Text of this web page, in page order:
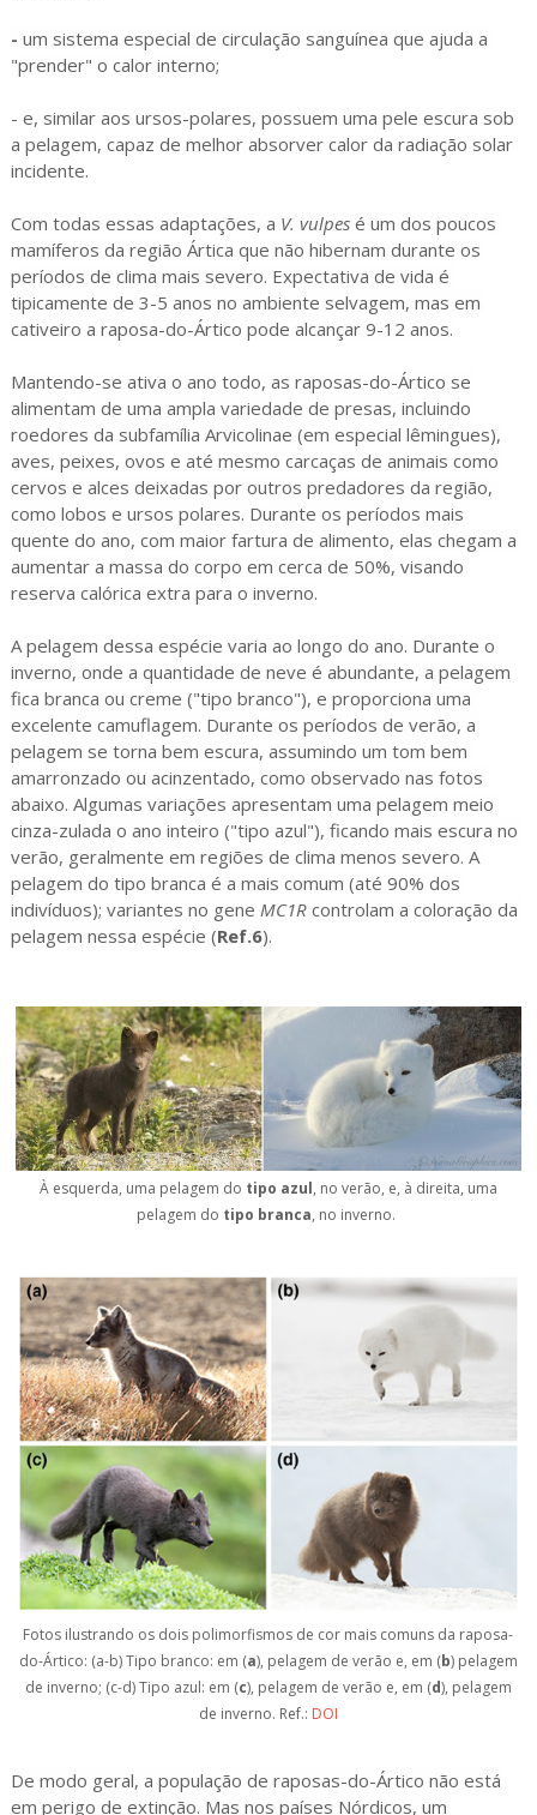
- um sistema especial de circulação sanguínea que ajuda a
"prender" o calor interno;
- e, similar aos ursos-polares, possuem uma pele escura sob
a pelagem, capaz de melhor absorver calor da radiação solar
incidente.
Com todas essas adaptações, a V. vulpes é um dos poucos
mamíferos da região Ártica que não hibernam durante os
períodos de clima mais severo. Expectativa de vida é
tipicamente de 3-5 anos no ambiente selvagem, mas em
cativeiro a raposa-do-Ártico pode alcançar 9-12 anos.
Mantendo-se ativa o ano todo, as raposas-do-Ártico se
alimentam de uma ampla variedade de presas, incluindo
roedores da subfamília Arvicolinae (em especial lêmingues),
aves, peixes, ovos e até mesmo carcaças de animais como
cervos e alces deixadas por outros predadores da região,
como lobos e ursos polares. Durante os períodos mais
quente do ano, com maior fartura de alimento, elas chegam a
aumentar a massa do corpo em cerca de 50%, visando
reserva calórica extra para o inverno.
A pelagem dessa espécie varia ao longo do ano. Durante o
inverno, onde a quantidade de neve é abundante, a pelagem
fica branca ou creme ("tipo branco"), e proporciona uma
excelente camuflagem. Durante os períodos de verão, a
pelagem se torna bem escura, assumindo um tom bem
amarronzado ou acinzentado, como observado nas fotos
abaixo. Algumas variações apresentam uma pelagem meio
cinza-zulada o ano inteiro ("tipo azul"), ficando mais escura no
verão, geralmente em regiões de clima menos severo. A
pelagem do tipo branca é a mais comum (até 90% dos
indivíduos); variantes no gene MC1R controlam a coloração da
pelagem nessa espécie (Ref.6).
À esquerda, uma pelagem do tipo azul, no verão, e, à direita, uma
pelagem do tipo branca, no inverno.
Fotos ilustrando os dois polimorfismos de cor mais comuns da raposa-
do-Ártico: (a-b) Tipo branco: em (a), pelagem de verão e, em (b) pelagem
de inverno; (c-d) Tipo azul: em (c), pelagem de verão e, em (d), pelagem
de inverno. Ref.: DOI
De modo geral, a população de raposas-do-Ártico não está
em perigo de extinção. Mas nos países Nórdicos, um